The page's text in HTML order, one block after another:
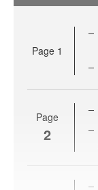
Page 1
Page
2